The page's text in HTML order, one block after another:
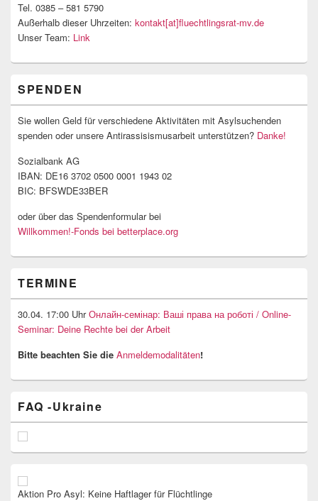
Tel. 0385 – 581 5790
Außerhalb dieser Uhrzeiten: kontakt[at]fluechtlingsrat-mv.de
Unser Team: Link
SPENDEN
Sie wollen Geld für verschiedene Aktivitäten mit Asylsuchenden
spenden oder unsere Antirassisismusarbeit unterstützen? Danke!
Sozialbank AG
IBAN: DE16 3702 0500 0001 1943 02
BIC: BFSWDE33BER
oder über das Spendenformular bei
Willkommen!-Fonds bei betterplace.org
TERMINE
30.04. 17:00 UhrОнлайн-семінар: Ваші права на роботі / Online-
Seminar: Deine Rechte bei der Arbeit
Bitte beachten Sie die Anmeldemodalitäten!
FAQ -Ukraine
Aktion Pro Asyl: Keine Haftlager für Flüchtlinge